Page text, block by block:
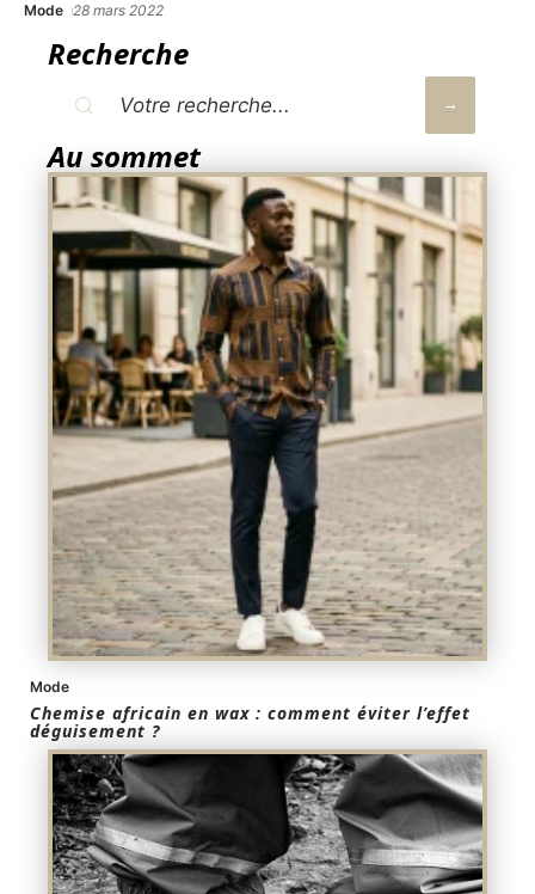
Mode 28 mars 2022
Recherche
Au sommet
Mode
Chemise africain en wax : comment éviter l’effet
déguisement ?